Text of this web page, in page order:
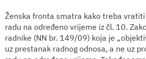
Ženska fronta smatra kako treba
radu na određeno vrijeme iz čl. 10.
radnike (NN br. 149/09) koja je
uz prestanak radnog odnosa, a ne uz